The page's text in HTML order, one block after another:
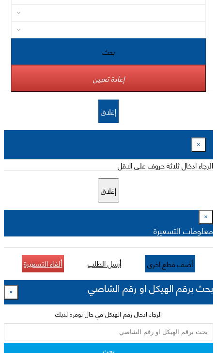
بحث
إعادة تعيين
إغلاق
×
الرجاء ادخال ثلاثة حروف على الاقل
إغلاق
×
معلومات التسعيرة
أضف قطع اخرى أرسل الطلب ألغاء التسعيرة
بحث برقم الهيكل او رقم الشاصي ×
الرجاء ادخال رقم الهيكل في حال توفره لديك
بحث